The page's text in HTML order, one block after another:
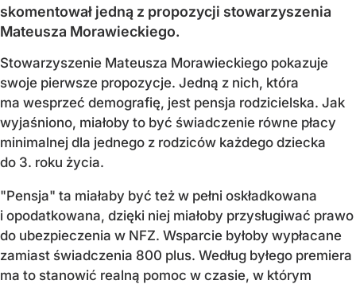
skomentował jedną z propozycji stowarzyszenia
Mateusza Morawieckiego.
Stowarzyszenie Mateusza Morawieckiego pokazuje
swoje pierwsze propozycje. Jedną z nich, która
ma wesprzeć demografię, jest pensja rodzicielska. Jak
wyjaśniono, miałoby to być świadczenie równe płacy
minimalnej dla jednego z rodziców każdego dziecka
do 3. roku życia.
"Pensja" ta miałaby być też w pełni oskładkowana
i opodatkowana, dzięki niej miałoby przysługiwać prawo
do ubezpieczenia w NFZ. Wsparcie byłoby wypłacane
zamiast świadczenia 800 plus. Według byłego premiera
ma to stanowić realną pomoc w czasie, w którym